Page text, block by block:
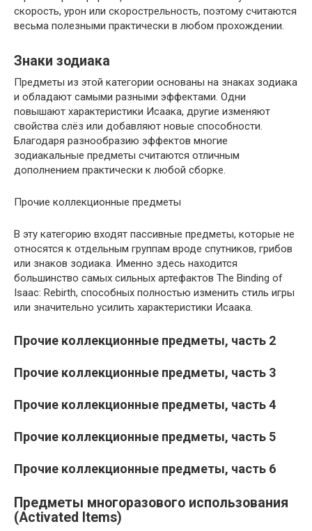
скорость, урон или скорострельность, поэтому считаются
весьма полезными практически в любом прохождении.
Знаки зодиака
Предметы из этой категории основаны на знаках зодиака
и обладают самыми разными эффектами. Одни
повышают характеристики Исаака, другие изменяют
свойства слёз или добавляют новые способности.
Благодаря разнообразию эффектов многие
зодиакальные предметы считаются отличным
дополнением практически к любой сборке.
Прочие коллекционные предметы
В эту категорию входят пассивные предметы, которые не
относятся к отдельным группам вроде спутников, грибов
или знаков зодиака. Именно здесь находится
большинство самых сильных артефактов The Binding of
Isaac: Rebirth, способных полностью изменить стиль игры
или значительно усилить характеристики Исаака.
Прочие коллекционные предметы, часть 2
Прочие коллекционные предметы, часть 3
Прочие коллекционные предметы, часть 4
Прочие коллекционные предметы, часть 5
Прочие коллекционные предметы, часть 6
Предметы многоразового использования
(Activated Items)